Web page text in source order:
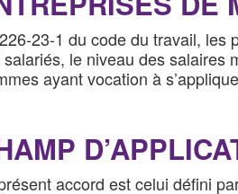
23-1 du code du travail,
le niveau des
ayant vocation à
accord est celui défini